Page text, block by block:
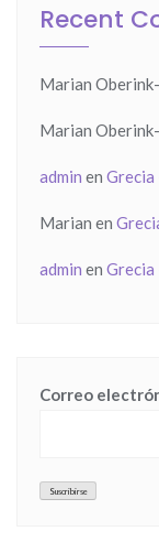
Recent
Marian
Marian
admin en Grecia
Marian en
admin en Grecia
Correo